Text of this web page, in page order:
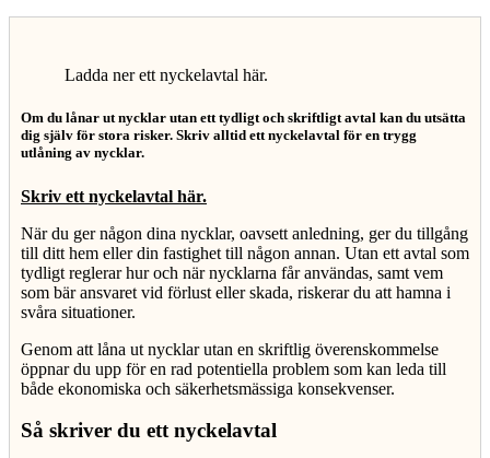
Ladda ner ett nyckelavtal här.
Om du lånar ut nycklar utan ett tydligt och skriftligt avtal kan du utsätta
dig själv för stora risker. Skriv alltid ett nyckelavtal för en trygg
utlåning av nycklar.
Skriv ett nyckelavtal här.
När du ger någon dina nycklar, oavsett anledning, ger du tillgång
till ditt hem eller din fastighet till någon annan. Utan ett avtal som
tydligt reglerar hur och när nycklarna får användas, samt vem
som bär ansvaret vid förlust eller skada, riskerar du att hamna i
svåra situationer.
Genom att låna ut nycklar utan en skriftlig överenskommelse
öppnar du upp för en rad potentiella problem som kan leda till
både ekonomiska och säkerhetsmässiga konsekvenser.
Så skriver du ett nyckelavtal